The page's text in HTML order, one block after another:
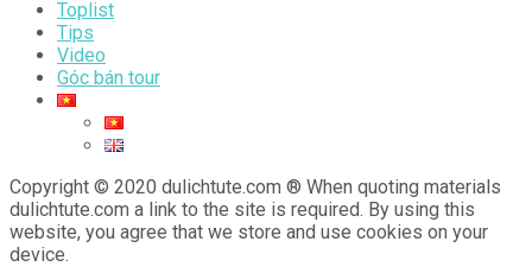
Toplist
Tips
Video
Góc bán tour
Copyright © 2020 dulichtute.com ® When quoting materials
dulichtute.com a link to the site is required. By using this
website, you agree that we store and use cookies on your
device.